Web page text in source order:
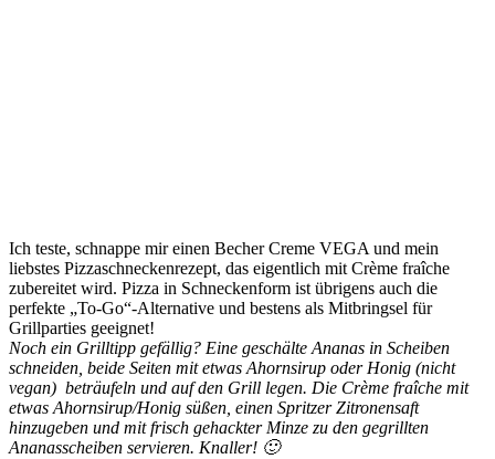
Ich teste, schnappe mir einen Becher Creme VEGA und mein
liebstes Pizzaschneckenrezept, das eigentlich mit Crème fraîche
zubereitet wird. Pizza in Schneckenform ist übrigens auch die
perfekte „To-Go“-Alternative und bestens als Mitbringsel für
Grillparties geeignet!
Noch ein Grilltipp gefällig? Eine geschälte Ananas in Scheiben
schneiden, beide Seiten mit etwas Ahornsirup oder Honig (nicht
vegan) beträufeln und auf den Grill legen. Die Crème fraîche mit
etwas Ahornsirup/Honig süßen, einen Spritzer Zitronensaft
hinzugeben und mit frisch gehackter Minze zu den gegrillten
Ananasscheiben servieren. Knaller! 🙂